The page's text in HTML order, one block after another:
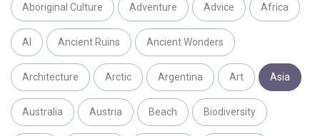
Aboriginal Culture Adventure Advice Africa
AI Ancient Ruins Ancient Wonders
Architecture Arctic Argentina Art Asia
Australia Austria Beach Biodiversity